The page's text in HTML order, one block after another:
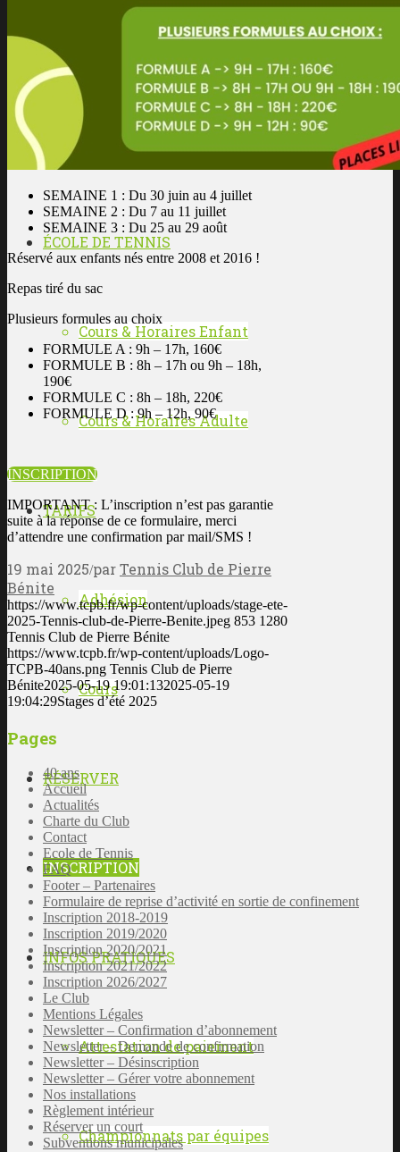
Les enseignants
L’histoire du club
ÉCOLE DE TENNIS
Cours & Horaires Enfant
Cours & Horaires Adulte
TARIFS
Adhésion
Cours
RÉSERVER
INSCRIPTION
INFOS PRATIQUES
Attestation de paiement
Championnats par équipes
SEMAINE 1 : Du 30 juin au 4 juillet
SEMAINE 2 : Du 7 au 11 juillet
SEMAINE 3 : Du 25 au 29 août
Réservé aux enfants nés entre 2008 et 2016 !
Repas tiré du sac
Plusieurs formules au choix
FORMULE A : 9h – 17h, 160€
FORMULE B : 8h – 17h ou 9h – 18h,
190€
FORMULE C : 8h – 18h, 220€
FORMULE D : 9h – 12h, 90€
INSCRIPTION
IMPORTANT : L’inscription n’est pas garantie
suite à la réponse de ce formulaire, merci
d’attendre une confirmation par mail/SMS !
19 mai 2025/parTennis Club de Pierre
Bénite
https://www.tcpb.fr/wp-content/uploads/stage-ete-
2025-Tennis-club-de-Pierre-Benite.jpeg 853 1280
Tennis Club de Pierre Bénite
https://www.tcpb.fr/wp-content/uploads/Logo-
TCPB-40ans.png Tennis Club de Pierre
Bénite2025-05-19 19:01:132025-05-19
19:04:29Stages d’été 2025
Pages
40 ans
Accueil
Actualités
Charte du Club
Contact
Ecole de Tennis
FAQ
Footer – Partenaires
Formulaire de reprise d’activité en sortie de confinement
Inscription 2018-2019
Inscription 2019/2020
Inscription 2020/2021
Inscription 2021/2022
Inscription 2026/2027
Le Club
Mentions Légales
Newsletter – Confirmation d’abonnement
Newsletter – Demande de confirmation
Newsletter – Désinscription
Newsletter – Gérer votre abonnement
Nos installations
Règlement intérieur
Réserver un court
Subventions municipales